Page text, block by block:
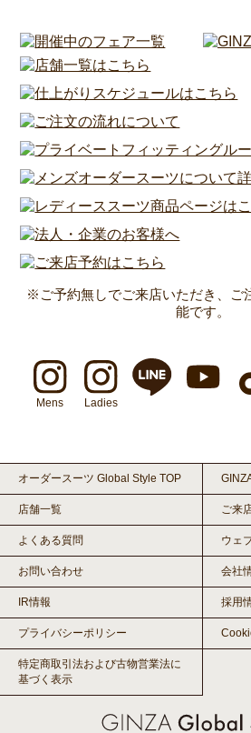
※ご予約無しでご来店いただき、ご
能です。
Mens Ladies
オーダースーツ Global Style TOP
店舗一覧 ご来
よくある質問 ウェ
お問い合わせ 会社
IR情報 採用
プライバシーポリシー
特定商取引法および古物営業法に
基づく表示